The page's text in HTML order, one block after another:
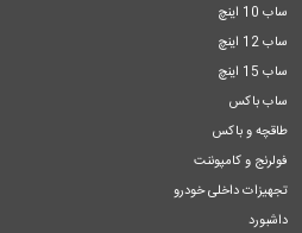
ساب 10 اینچ
ساب 12 اینچ
ساب 15 اینچ
ساب باکس
طاقچه و باکس
فولرنج و کامپوننت
تجهیزات داخلی خودرو
داشبورد